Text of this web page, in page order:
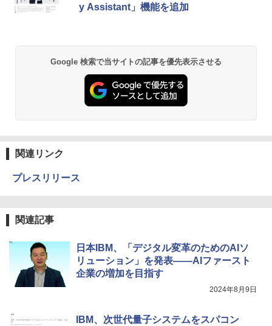
y Assistant」機能を追加
Google 検索で当サイトの記事を優先表示させる
関連リンク
プレスリリース
関連記事
日本IBM、「デジタル変革のためのAIソ
リューション」を発表――AIファースト
企業の増加を目指す
2024年8月9日
IBM、次世代量子システムをスパコン